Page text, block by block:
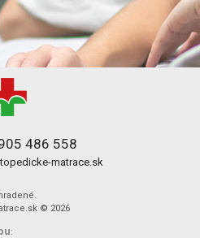
486 558
matrace.sk
© 2026
: